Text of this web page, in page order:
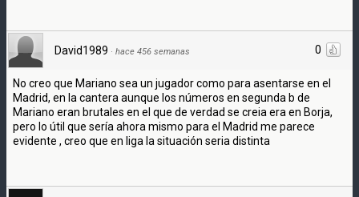
0
David1989 · hace 456 semanas
No creo que Mariano sea un jugador como para asentarse en el
Madrid, en la cantera aunque los números en segunda b de
Mariano eran brutales en el que de verdad se creia era en Borja,
pero lo útil que sería ahora mismo para el Madrid me parece
evidente , creo que en liga la situación seria distinta